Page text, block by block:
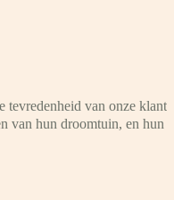
van onze
van hun droomtuin, en hun